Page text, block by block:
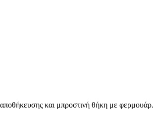
και μπροστινή θήκη με